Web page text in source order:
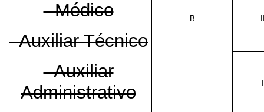
- Médico
- Auxiliar Técnico
- Auxiliar
Administrativo
B
I